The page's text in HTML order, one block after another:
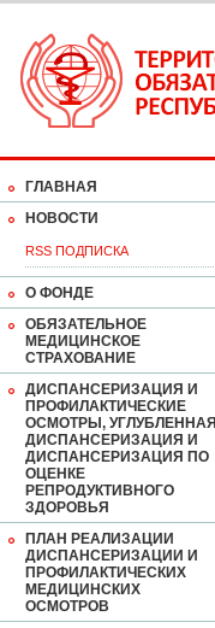
ГЛАВНАЯ
НОВОСТИ
RSS ПОДПИСКА
О ФОНДЕ
ОБЯЗАТЕЛЬНОЕ
МЕДИЦИНСКОЕ
СТРАХОВАНИЕ
ДИСПАНСЕРИЗАЦИЯ И
ПРОФИЛАКТИЧЕСКИЕ
ОСМОТРЫ, УГЛУБЛЕННАЯ
ДИСПАНСЕРИЗАЦИЯ И
ДИСПАНСЕРИЗАЦИЯ ПО
ОЦЕНКЕ
РЕПРОДУКТИВНОГО
ЗДОРОВЬЯ
ПЛАН РЕАЛИЗАЦИИ
ДИСПАНСЕРИЗАЦИИ И
ПРОФИЛАКТИЧЕСКИХ
МЕДИЦИНСКИХ
ОСМОТРОВ